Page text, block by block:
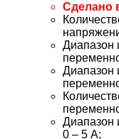
Сделано
Диапазон
Диапазон
Диапазон
0 – 5 А;